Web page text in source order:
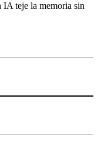
teje la memoria sin